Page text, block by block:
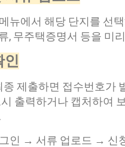
뉴에서 해당 단지를 선
, 무주택증명서 등을 미
인
종 제출하면 접수번호가
출력하거나 캡처하여
인 → 서류 업로드 → 신